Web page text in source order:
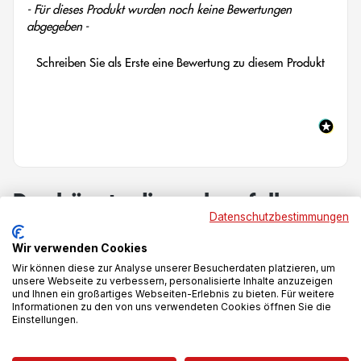
- Für dieses Produkt wurden noch keine Bewertungen
abgegeben -
Schreiben Sie als Erste eine Bewertung zu diesem Produkt
New content loaded
Das könnte dir auch gefallen
-25% -28%
Datenschutzbestimmungen
Wir verwenden Cookies
Wir können diese zur Analyse unserer Besucherdaten platzieren, um
unsere Webseite zu verbessern, personalisierte Inhalte anzuzeigen
und Ihnen ein großartiges Webseiten-Erlebnis zu bieten. Für weitere
Informationen zu den von uns verwendeten Cookies öffnen Sie die
Einstellungen.